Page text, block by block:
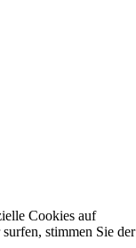
Cookies auf
stimmen Sie der